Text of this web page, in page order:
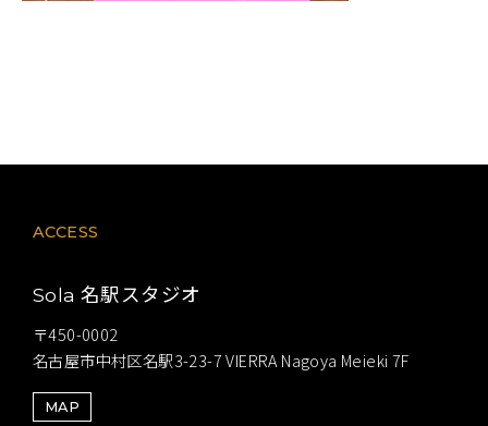
ACCESS
Sola 名駅スタジオ
〒450-0002
名古屋市中村区名駅3-23-7 VIERRA Nagoya Meieki 7F
MAP